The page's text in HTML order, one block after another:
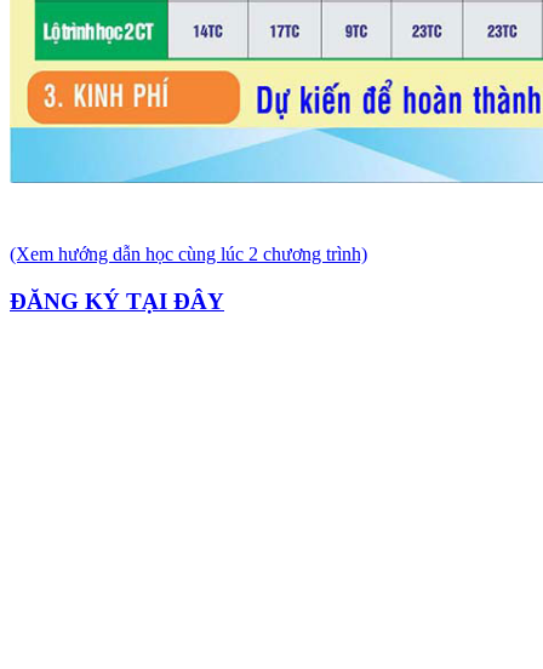
(Xem hướng dẫn học cùng lúc 2 chương trình)
ĐĂNG KÝ TẠI ĐÂY